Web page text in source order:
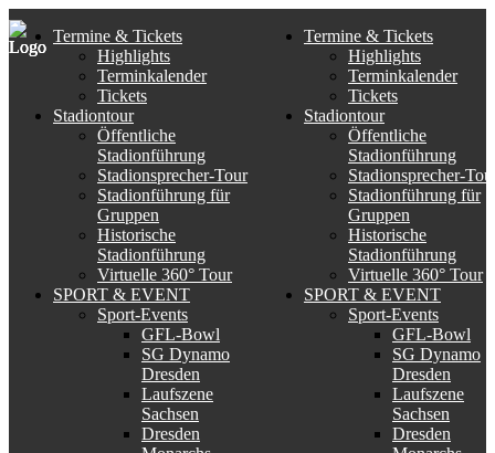
Termine & Tickets
Highlights
Terminkalender
Tickets
Stadiontour
Öffentliche
Stadionführung
Stadionsprecher-Tour
Stadionführung für
Gruppen
Historische
Stadionführung
Virtuelle 360° Tour
SPORT & EVENT
Sport-Events
GFL-Bowl
SG Dynamo
Dresden
Laufszene
Sachsen
Dresden
Termine & Tickets
Highlights
Terminkalender
Tickets
Stadiontour
Öffentliche
Stadionführung
Stadionsprecher-
Stadionführung für
Gruppen
Historische
Stadionführung
Virtuelle 360° Tour
SPORT & EVENT
Sport-Events
GFL-Bowl
SG Dynamo
Dresden
Laufszene
Sachsen
Dresden